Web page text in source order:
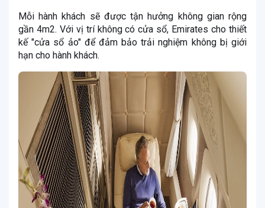
Mỗi hành khách sẽ được tận hưởng không gian rộng
gần 4m2. Với vị trí không có cửa sổ, Emirates cho thiết
kế "cửa sổ ảo" để đảm bảo trải nghiệm không bị giới
hạn cho hành khách.